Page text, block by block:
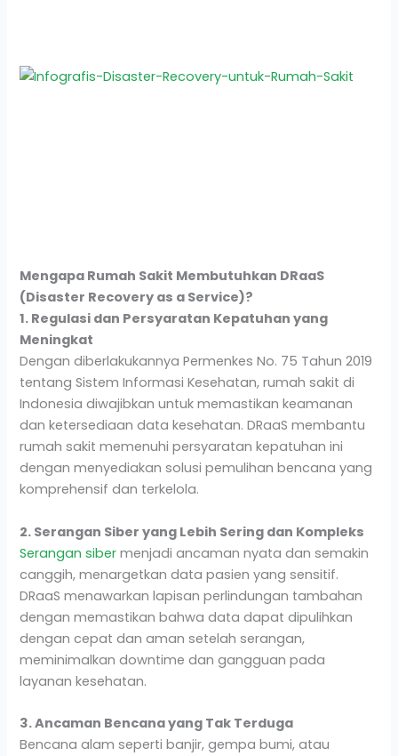
Mengapa Rumah Sakit Membutuhkan DRaaS
(Disaster Recovery as a Service)?
1. Regulasi dan Persyaratan Kepatuhan yang
Meningkat
Dengan diberlakukannya Permenkes No. 75 Tahun 2019
tentang Sistem Informasi Kesehatan, rumah sakit di
Indonesia diwajibkan untuk memastikan keamanan
dan ketersediaan data kesehatan. DRaaS membantu
rumah sakit memenuhi persyaratan kepatuhan ini
dengan menyediakan solusi pemulihan bencana yang
komprehensif dan terkelola.
2. Serangan Siber yang Lebih Sering dan Kompleks
Serangan siber menjadi ancaman nyata dan semakin
canggih, menargetkan data pasien yang sensitif.
DRaaS menawarkan lapisan perlindungan tambahan
dengan memastikan bahwa data dapat dipulihkan
dengan cepat dan aman setelah serangan,
meminimalkan downtime dan gangguan pada
layanan kesehatan.
3. Ancaman Bencana yang Tak Terduga
Bencana alam seperti banjir, gempa bumi, atau